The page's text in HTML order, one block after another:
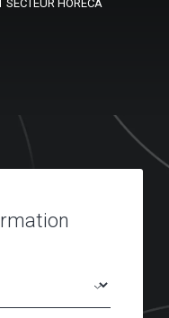
SECTEUR HORECA